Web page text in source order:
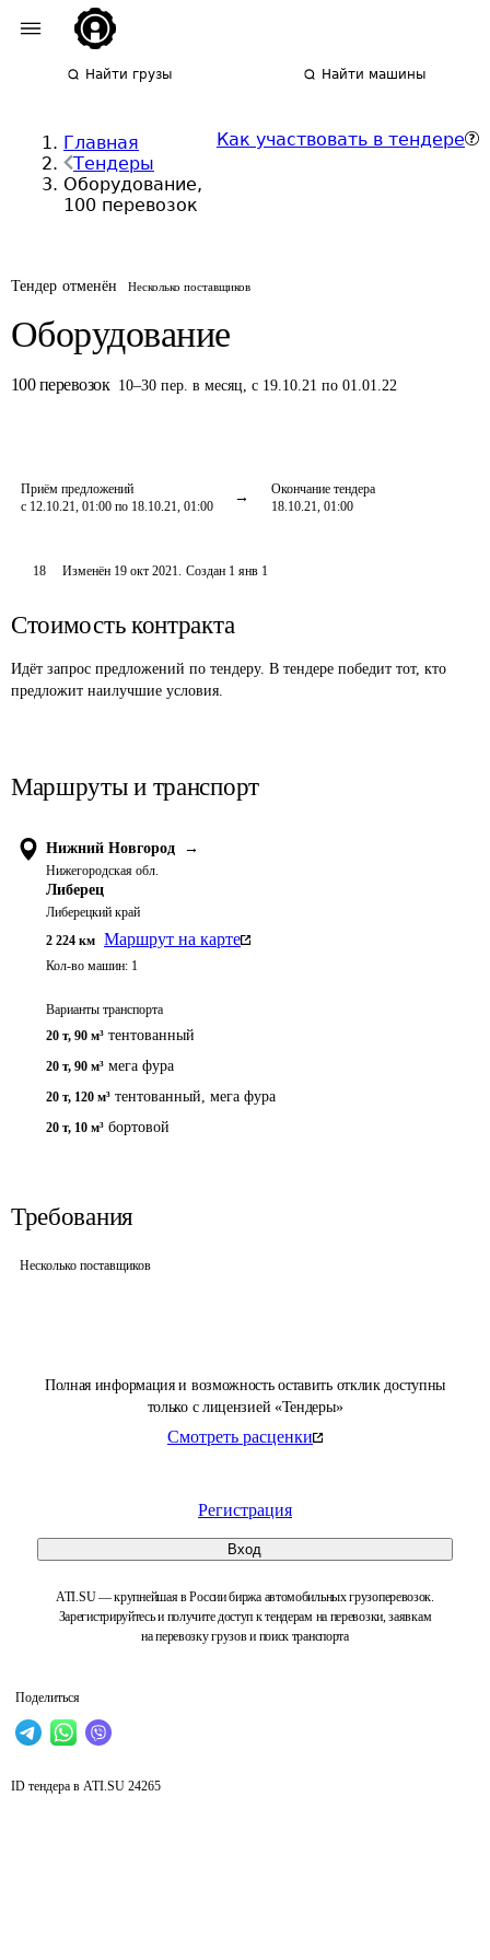
Найти грузы Найти машины
Главная
Тендеры
Оборудование,
100 перевозок
Как участвовать в тендере
Тендер отменён Несколько поставщиков
Оборудование
100 перевозок 10–30 пер. в месяц,с 19.10.21 по 01.01.22
Приём предложений
с 12.10.21, 01:00 по 18.10.21, 01:00
Окончание тендера
18.10.21, 01:00
Полная информация и возможность оставить отклик доступны
только с лицензией «Тендеры»
Смотреть расценки
Регистрация
Вход
ATI.SU — крупнейшая в России биржа автомобильных грузоперевозок.
Зарегистрируйтесь и получите доступ к тендерам на перевозки, заявкам
на перевозку грузов и поиск транспорта
Поделиться
18 Изменён 19 окт 2021. Создан 1 янв 1
Стоимость контракта
Идёт запрос предложений по тендеру. В тендере победит тот, кто
предложит наилучшие условия.
Маршруты и транспорт
Нижний Новгород →
Нижегородская обл.
Либерец
Либерецкий край
2 224 км Маршрут на карте
Кол-во машин: 1
Варианты транспорта
20 т, 90 м³ тентованный
20 т, 90 м³ мега фура
20 т, 120 м³ тентованный, мега фура
20 т, 10 м³ бортовой
Требования
Несколько поставщиков
ID тендера в ATI.SU 24265